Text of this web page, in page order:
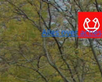
Alles over acties